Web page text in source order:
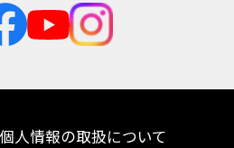
モトグッツイ
MVアグスタ
他海外ﾒｰｶｰ
兵庫
個人情報の取扱について